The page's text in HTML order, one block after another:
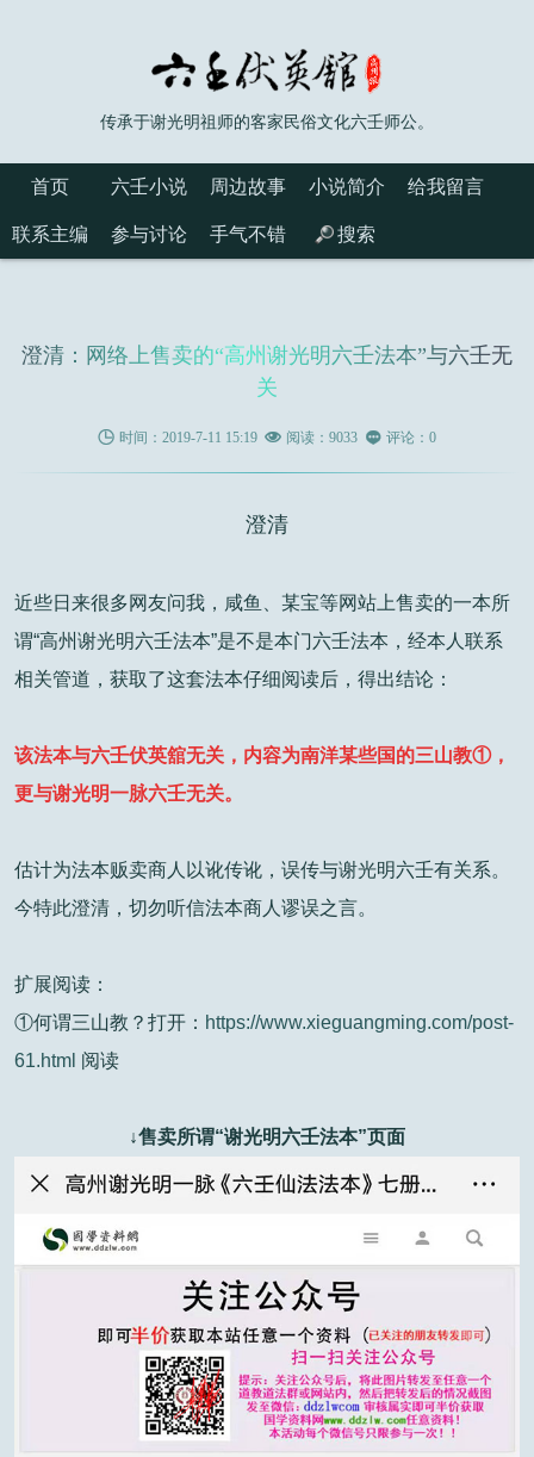
传承于谢光明祖师的客家民俗文化六壬师公。
首页 六壬小说 周边故事 小说简介 给我留言
联系主编 参与讨论 手气不错 搜索
澄清：网络上售卖的“高州谢光明六壬法本”与六壬无
关
 时间：2019-7-11 15:19  阅读：9033  评论：0
澄清
近些日来很多网友问我，咸鱼、某宝等网站上售卖的一本所
谓“高州谢光明六壬法本”是不是本门六壬法本，经本人联系
相关管道，获取了这套法本仔细阅读后，得出结论：
该法本与六壬伏英舘无关，内容为南洋某些国的三山教①，
更与谢光明一脉六壬无关。
估计为法本贩卖商人以讹传讹，误传与谢光明六壬有关系。
今特此澄清，切勿听信法本商人谬误之言。
扩展阅读：
①何谓三山教？打开： https://www.xieguangming.com/post-
61.html 阅读
↓售卖所谓“谢光明六壬法本”页面